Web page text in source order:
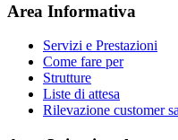
Area Informativa
Servizi e Prestazioni
Come fare per
Strutture
Liste di attesa
Rilevazione customer